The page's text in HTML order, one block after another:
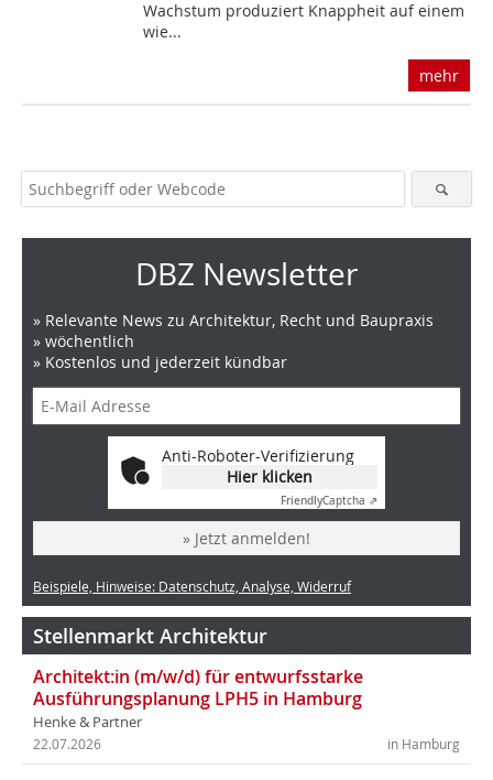
Wachstum produziert Knappheit auf einem
wie...
mehr
DBZ Newsletter
» Relevante News zu Architektur, Recht und Baupraxis
» wöchentlich
» Kostenlos und jederzeit kündbar
Anti-Roboter-Verifizierung
Hier klicken
FriendlyCaptcha ⇗
» Jetzt anmelden!
Beispiele, Hinweise: Datenschutz, Analyse, Widerruf
Stellenmarkt Architektur
Architekt:in (m/w/d) für entwurfsstarke
Ausführungsplanung LPH5 in Hamburg
Henke & Partner
in Hamburg
22.07.2026